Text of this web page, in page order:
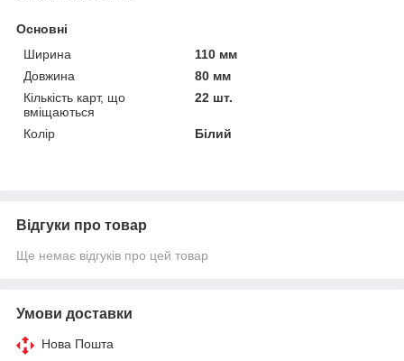
Основні
Ширина
110 мм
Довжина
80 мм
Кількість карт, що
вміщаються
22 шт.
Колір Білий
Відгуки про товар
Ще немає відгуків про цей товар
Умови доставки
Нова Пошта